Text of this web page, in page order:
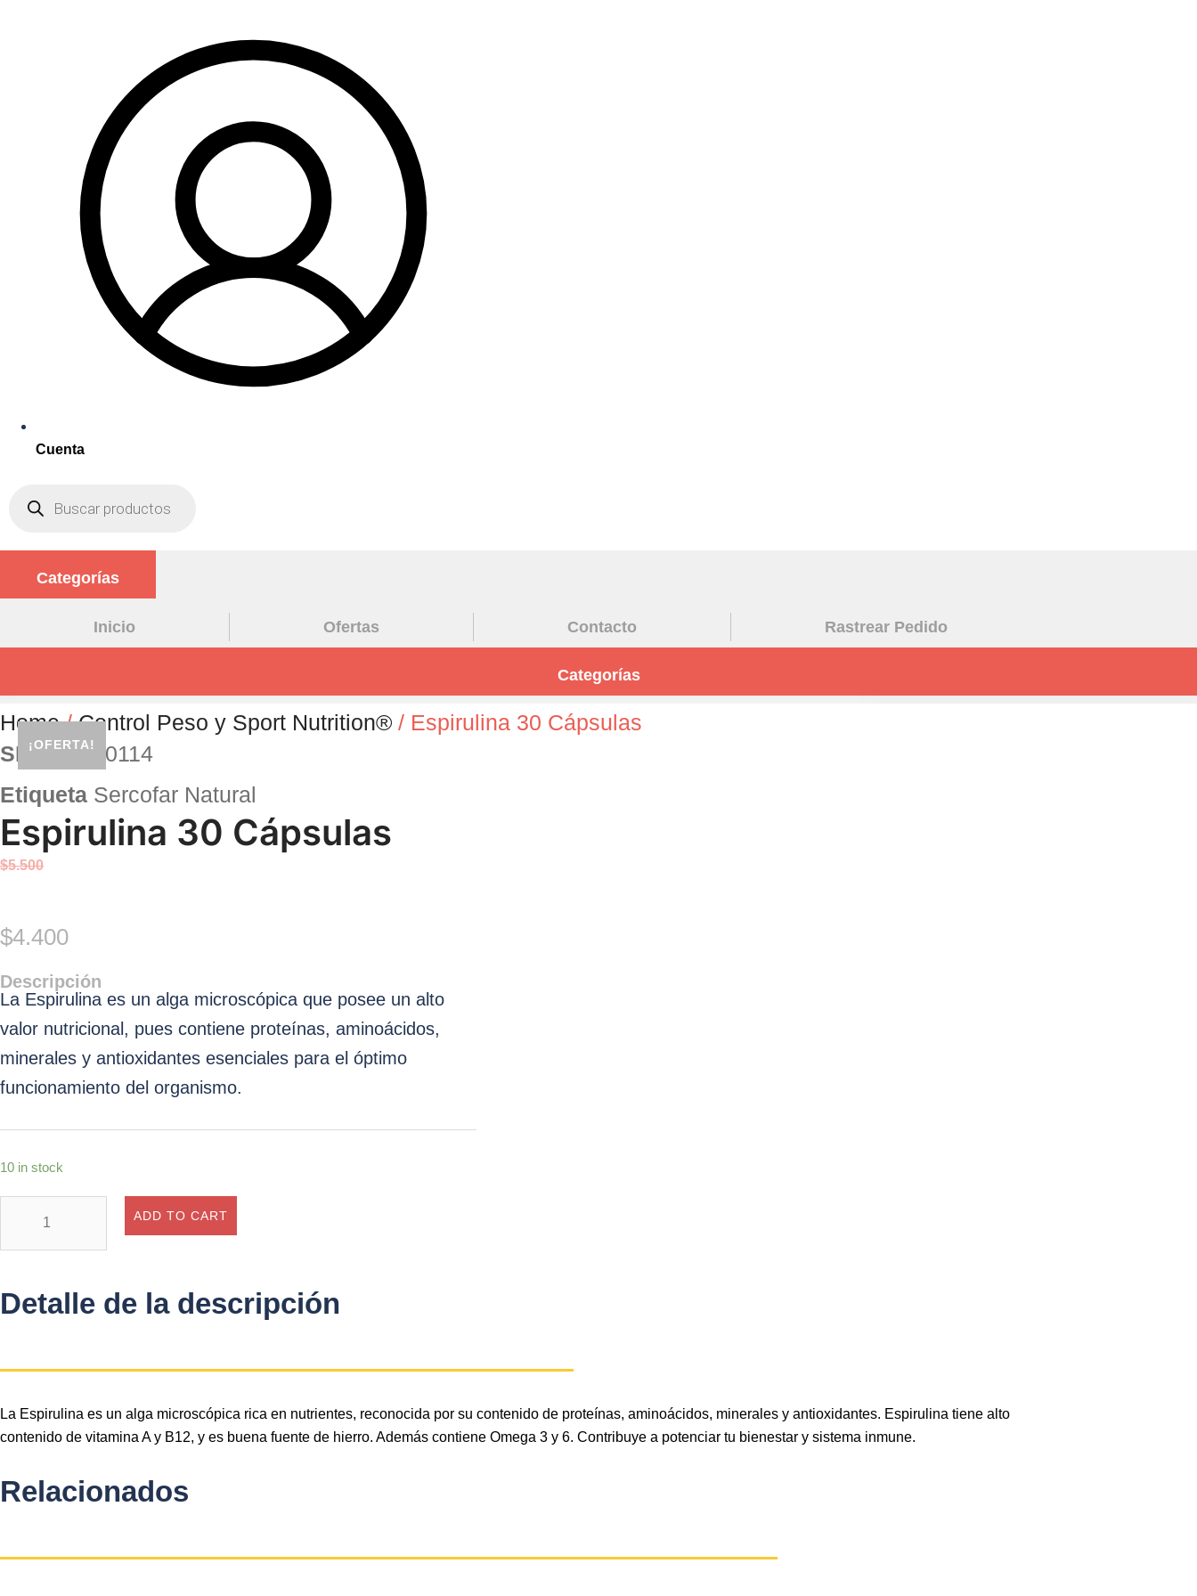
Cuenta
productos
Categorías
Inicio Ofertas Contacto Rastrear Pedido
Categorías
Home/Control Peso y Sport Nutrition® / Espirulina 30 Cápsulas
¡OFERTA!
SKU:PTH0114
Etiqueta Sercofar Natural
Espirulina 30 Cápsulas
$5.500
Original
price
was:
$5.500.
$4.400Current
price
is:
Descripción
La Espirulina es un alga microscópica que posee un alto
valor nutricional, pues contiene proteínas, aminoácidos,
minerales y antioxidantes esenciales para el óptimo
funcionamiento del organismo.
10 in stock
Cápsulas
ADD TO CART
Detalle de la descripción
La Espirulina es un alga microscópica rica en nutrientes, reconocida por su contenido de proteínas, aminoácidos, minerales y antioxidantes. Espirulina tiene alto
contenido de vitamina A y B12, y es buena fuente de hierro. Además contiene Omega 3 y 6. Contribuye a potenciar tu bienestar y sistema inmune.
Relacionados